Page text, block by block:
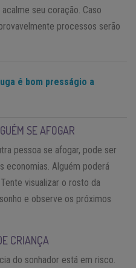
seu coração. Caso
processos serão
é bom presságio a
SE AFOGAR
pessoa se afogar, pode ser
economias. Alguém poderá
visualizar o rosto da
e observe os próximos
CRIANÇA
do sonhador está em risco.